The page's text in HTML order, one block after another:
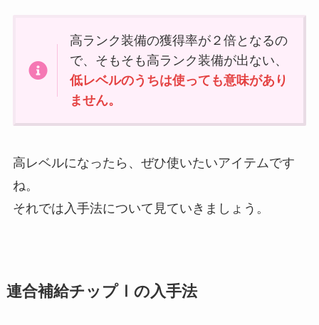
高ランク装備の獲得率が２倍となるの
で、そもそも高ランク装備が出ない、
低レベルのうちは使っても意味があり
ません。
高レベルになったら、ぜひ使いたいアイテムです
ね。
それでは入手法について見ていきましょう。
連合補給チップⅠの入手法